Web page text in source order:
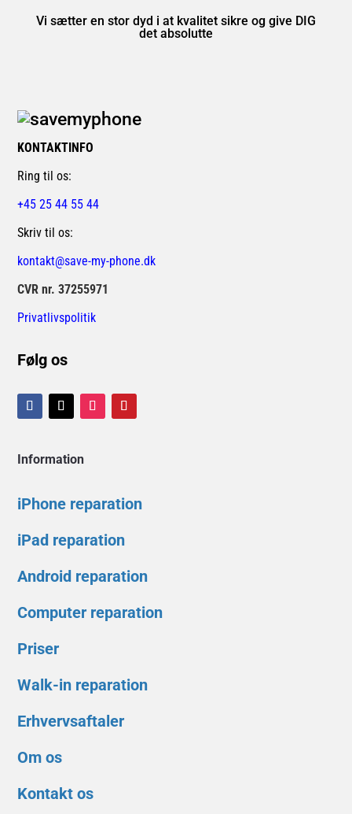
Vi sætter en stor dyd i at kvalitet sikre og give DIG
det absolutte
KONTAKTINFO
Ring til os:
+45 25 44 55 44
Skriv til os:
kontakt@save-my-phone.dk
CVR nr. 37255971
Privatlivspolitik
Følg os
Information
iPhone reparation
iPad reparation
Android reparation
Computer reparation
Priser
Walk-in reparation
Erhvervsaftaler
Om os
Kontakt os